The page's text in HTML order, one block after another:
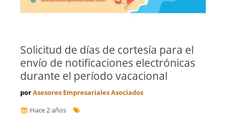
Solicitud de días de cortesía para el
envío de notificaciones electrónicas
durante el período vacacional
porAsesores Empresariales Asociados
Hace 2 años